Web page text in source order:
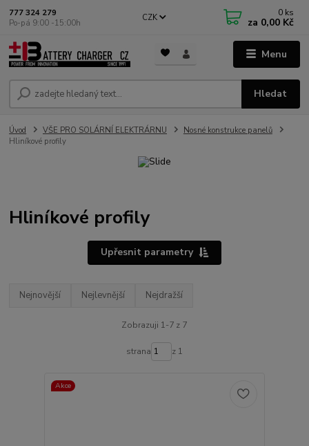
Menu
CZK
Hledat
777 324 279
Po-pá 9:00 -15:00h
0 ks
za 0,00 Kč
Úvod VŠE PRO SOLÁRNÍ ELEKTRÁRNU
Nosné konstrukce panelů
Hliníkové profily
Hliníkové profily
Upřesnit parametry
Nejnovější Nejlevnější Nejdražší
Zobrazuji 1-7 z 7
strana z 1
Akce